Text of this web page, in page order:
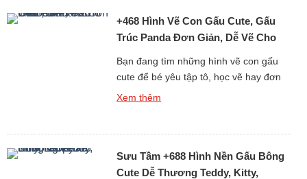
tập hơn 6013 […]
+468 Hình Vẽ Con Gấu Cute, Gấu
Trúc Panda Đơn Giản, Dễ Vẽ Cho
Bạn đang tìm những hình vẽ con gấu
cute để bé yêu tập tô, học vẽ hay đơn
giản là làm ảnh trang trí, sticker, sổ tay?
đáng yêu […]
Xem thêm
Sưu Tầm +688 Hình Nền Gấu Bông
Cute Dễ Thương Teddy, Kitty,